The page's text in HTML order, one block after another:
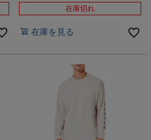
在庫切れ
在庫を見る